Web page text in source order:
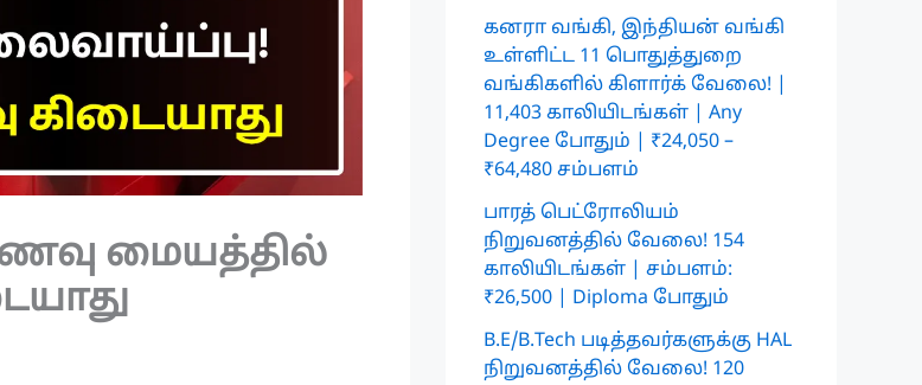
மையத்தில்
கனரா வங்கி, இந்தியன் வங்கி
உள்ளிட்ட 11 பொதுத்துறை
வங்கிகளில் கிளார்க் வேலை! |
11,403 காலியிடங்கள் | Any
Degree போதும் | ₹24,050 –
₹64,480 சம்பளம்
பாரத் பெட்ரோலியம்
நிறுவனத்தில் வேலை! 154
காலியிடங்கள் | சம்பளம்:
₹26,500 | Diploma போதும்
B.E/B.Tech படித்தவர்களுக்கு HAL
நிறுவனத்தில் வேலை! 120